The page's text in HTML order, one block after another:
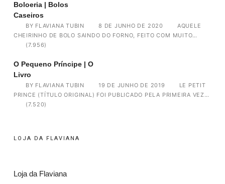
Boloeria | Bolos
Caseiros
BY FLAVIANA TUBIN 8 DE JUNHO DE 2020
AQUELE
CHEIRINHO DE BOLO SAINDO DO FORNO, FEITO COM MUITO…
(7.956)
O Pequeno Príncipe | O
Livro
BY FLAVIANA TUBIN 19 DE JUNHO DE 2019
LE PETIT
PRINCE (TÍTULO ORIGINAL) FOI PUBLICADO PELA PRIMEIRA VEZ…
(7.520)
LOJA DA FLAVIANA
Loja da Flaviana